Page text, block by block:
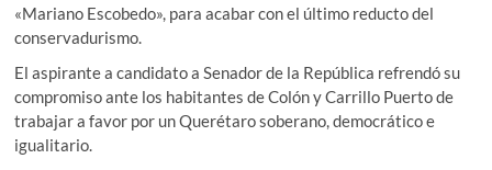
«Mariano Escobedo», para acabar con el último reducto del
conservadurismo.
El aspirante a candidato a Senador de la República refrendó su
compromiso ante los habitantes de Colón y Carrillo Puerto de
trabajar a favor por un Querétaro soberano, democrático e
igualitario.